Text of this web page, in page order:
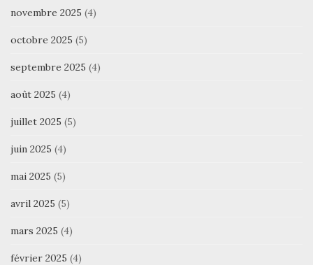
novembre 2025 (4)
octobre 2025 (5)
septembre 2025 (4)
août 2025 (4)
juillet 2025 (5)
juin 2025 (4)
mai 2025 (5)
avril 2025 (5)
mars 2025 (4)
février 2025 (4)